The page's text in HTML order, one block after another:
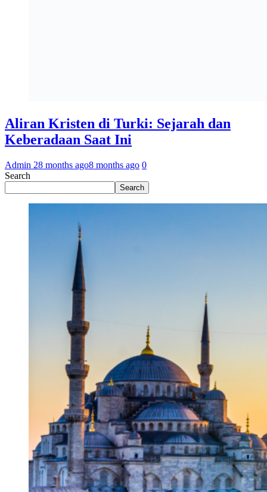
Aliran Kristen di Turki: Sejarah dan
Keberadaan Saat Ini
Admin 28 months ago8 months ago 0
Search
Search